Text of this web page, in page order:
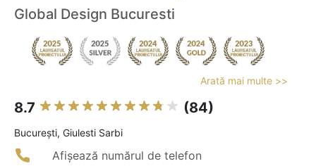
Global Design Bucuresti
Arată mai multe >>
8.7 (84)
Bucureşti, Giulesti Sarbi
Afișează numărul de telefon